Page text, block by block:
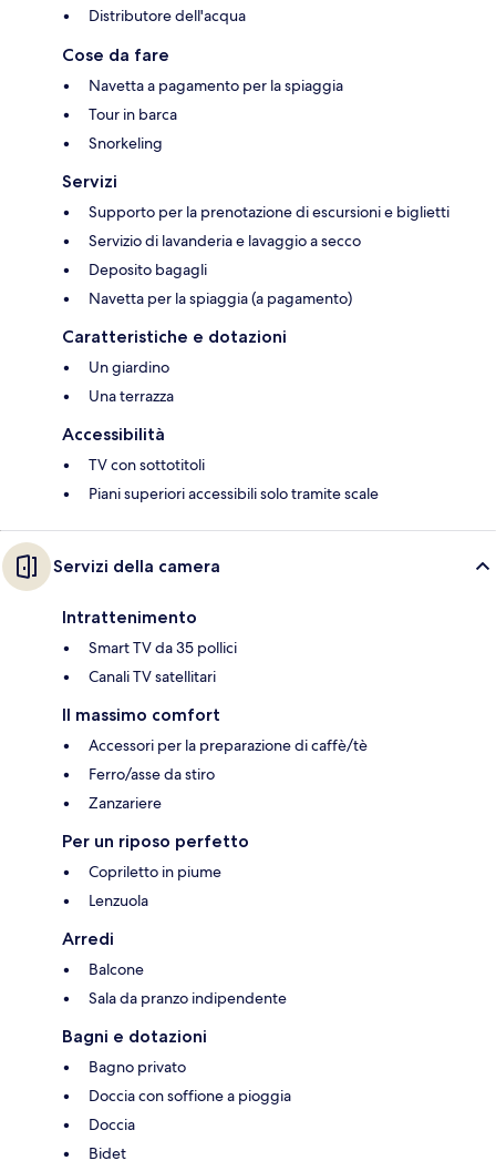
Distributore dell'acqua
Cose da fare
Navetta a pagamento per la spiaggia
Tour in barca
Snorkeling
Servizi
Supporto per la prenotazione di escursioni e biglietti
Servizio di lavanderia e lavaggio a secco
Deposito bagagli
Navetta per la spiaggia (a pagamento)
Caratteristiche e dotazioni
Un giardino
Una terrazza
Accessibilità
TV con sottotitoli
Piani superiori accessibili solo tramite scale
Servizi della camera
Intrattenimento
Smart TV da 35 pollici
Canali TV satellitari
Il massimo comfort
Accessori per la preparazione di caffè/tè
Ferro/asse da stiro
Zanzariere
Per un riposo perfetto
Copriletto in piume
Lenzuola
Arredi
Balcone
Sala da pranzo indipendente
Bagni e dotazioni
Bagno privato
Doccia con soffione a pioggia
Doccia
Bidet